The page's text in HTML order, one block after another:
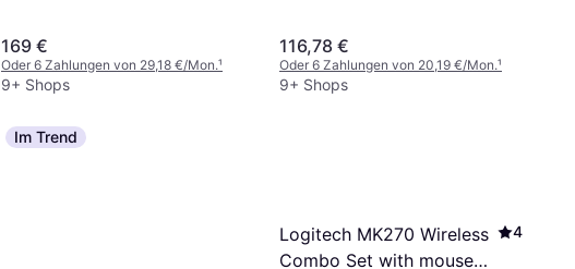
169 €
Oder 6 Zahlungen von 29,18 €/Mon.¹
9+ Shops
116,78 €
Oder 6 Zahlungen von 20,19 €/Mon.¹
9+ Shops
Im Trend
Logitech MK270 Wireless
Combo Set with mouse
4